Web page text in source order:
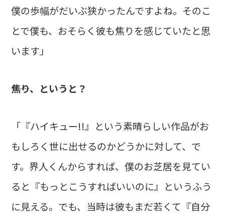
僕の歩幅がだいぶ狭かったんですよね。そのこ
とで僕も、おそらく彼も焦りを感じていたと思
います」
――焦り、というと？
「『ハイキュー!!』という素晴らしい作品がお
もしろく世に出せるのかどうかに対して、で
す。界人くんからすれば、僕のお芝居を見てい
ると『もっとこうすればいいのに』というふう
に見える。でも、当時は彼もまだ若くて『自分